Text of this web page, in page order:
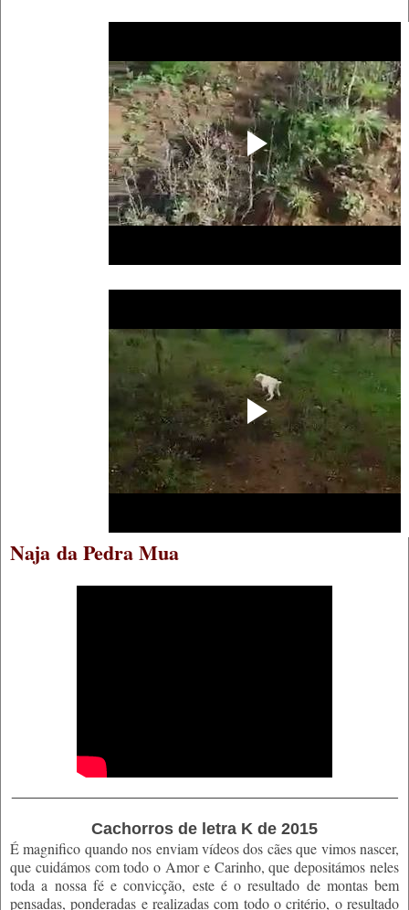
Naja da Pedra Mua
Cachorros de letra K de 2015
É magnifico quando nos enviam vídeos dos cães que vimos nascer,
que cuidámos com todo o Amor e Carinho, que depositámos neles
toda a nossa fé e convicção, este é o resultado de montas bem
pensadas, ponderadas e realizadas com todo o critério, o resultado